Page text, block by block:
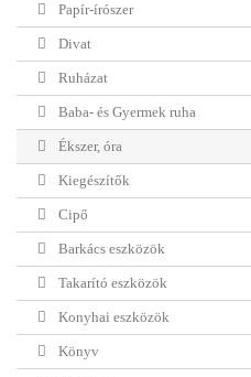
Papír-írószer
Divat
Ruházat
Baba- és Gyermek ruha
Ékszer, óra
Kiegészítők
Cipő
Barkács eszközök
Takarító eszközök
Konyhai eszközök
Könyv